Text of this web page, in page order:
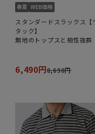
スタンダードスラックス【
タック】
無地のトップスと相性抜群
6,490円8,690円